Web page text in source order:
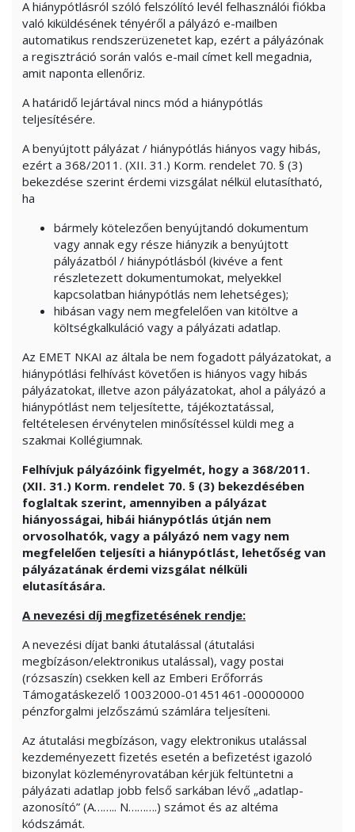
A hiánypótlásról szóló felszólító levél felhasználói fiókba
való kiküldésének tényéről a pályázó e-mailben
automatikus rendszerüzenetet kap, ezért a pályázónak
a regisztráció során valós e-mail címet kell megadnia,
amit naponta ellenőriz.
A határidő lejártával nincs mód a hiánypótlás
teljesítésére.
A benyújtott pályázat / hiánypótlás hiányos vagy hibás,
ezért a 368/2011. (XII. 31.) Korm. rendelet 70. § (3)
bekezdése szerint érdemi vizsgálat nélkül elutasítható,
ha
bármely kötelezően benyújtandó dokumentum
vagy annak egy része hiányzik a benyújtott
pályázatból / hiánypótlásból (kivéve a fent
részletezett dokumentumokat, melyekkel
kapcsolatban hiánypótlás nem lehetséges);
hibásan vagy nem megfelelően van kitöltve a
költségkalkuláció vagy a pályázati adatlap.
Az EMET NKAI az általa be nem fogadott pályázatokat, a
hiánypótlási felhívást követően is hiányos vagy hibás
pályázatokat, illetve azon pályázatokat, ahol a pályázó a
hiánypótlást nem teljesítette, tájékoztatással,
feltételesen érvénytelen minősítéssel küldi meg a
szakmai Kollégiumnak.
Felhívjuk pályázóink figyelmét, hogy a 368/2011.
(XII. 31.) Korm. rendelet 70. § (3) bekezdésében
foglaltak szerint, amennyiben a pályázat
hiányosságai, hibái hiánypótlás útján nem
orvosolhatók, vagy a pályázó nem vagy nem
megfelelően teljesíti a hiánypótlást, lehetőség van
pályázatának érdemi vizsgálat nélküli
elutasítására.
A nevezési díj megfizetésének rendje:
A nevezési díjat banki átutalással (átutalási
megbízáson/elektronikus utalással), vagy postai
(rózsaszín) csekken kell az Emberi Erőforrás
Támogatáskezelő 10032000-01451461-00000000
pénzforgalmi jelzőszámú számlára teljesíteni.
Az átutalási megbízáson, vagy elektronikus utalással
kezdeményezett fizetés esetén a befizetést igazoló
bizonylat közleményrovatában kérjük feltüntetni a
pályázati adatlap jobb felső sarkában lévő „adatlap-
azonosító” (A…….. N……….) számot és az altéma
kódszámát.